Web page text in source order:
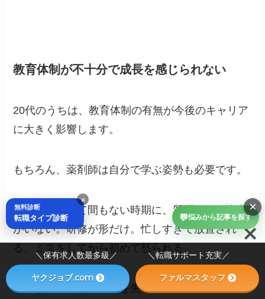
教育体制が不十分で成長を感じられない
20代のうちは、教育体制の有無が今後のキャリア
に大きく影響します。
もちろん、薬剤師は自分で学ぶ姿勢も必要です。
でも、入社して間もない時期に、質問できる先輩
がいない。研修が形だけ。忙しすぎて放置され
る。ミスをしてから初めて怒られる。
そんな環境では、自信を失ってしまいます。
💬悩みから記事を探す
×
×
無料診断
転職タイプ診断
＼保有求人数最多級／ ＼転職サポート充実／
ヤクジョブ.com ファルマスタッフ